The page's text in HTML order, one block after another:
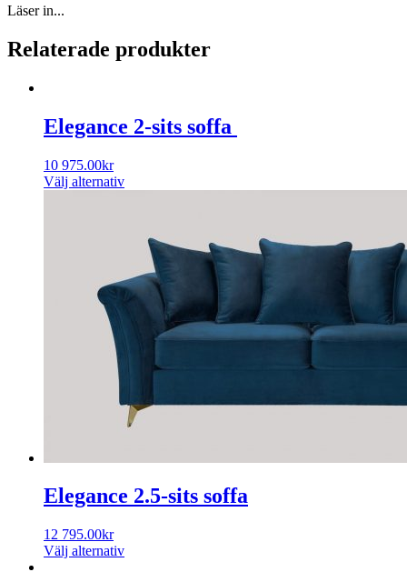
Läser in...
Relaterade produkter
Elegance 2-sits soffa
10 975.00kr
Välj alternativ
Elegance 2.5-sits soffa
12 795.00kr
Välj alternativ